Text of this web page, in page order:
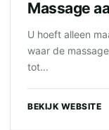
Massage
U hoeft alleen
waar de
tot...
BEKIJK WEBSITE